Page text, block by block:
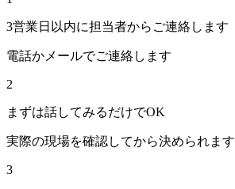
3営業日以内に担当者からご連絡します
電話かメールでご連絡します
2
まずは話してみるだけでOK
実際の現場を確認してから決められます
3